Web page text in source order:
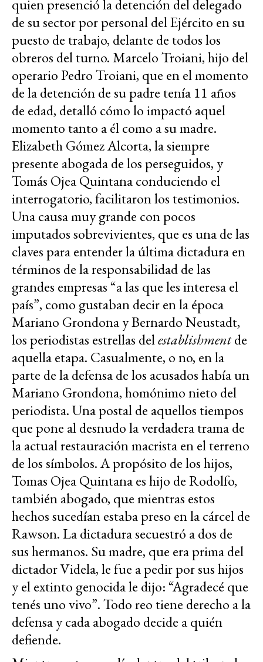
quien presenció la detención del delegado
de su sector por personal del Ejército en su
puesto de trabajo, delante de todos los
obreros del turno. Marcelo Troiani, hijo del
operario Pedro Troiani, que en el momento
de la detención de su padre tenía 11 años
de edad, detalló cómo lo impactó aquel
momento tanto a él como a su madre.
Elizabeth Gómez Alcorta, la siempre
presente abogada de los perseguidos, y
Tomás Ojea Quintana conduciendo el
interrogatorio, facilitaron los testimonios.
Una causa muy grande con pocos
imputados sobrevivientes, que es una de las
claves para entender la última dictadura en
términos de la responsabilidad de las
grandes empresas “a las que les interesa el
país”, como gustaban decir en la época
Mariano Grondona y Bernardo Neustadt,
los periodistas estrellas delestablishmentde
aquella etapa. Casualmente, o no, en la
parte de la defensa de los acusados había un
Mariano Grondona, homónimo nieto del
periodista. Una postal de aquellos tiempos
que pone al desnudo la verdadera trama de
la actual restauración macrista en el terreno
de los símbolos. A propósito de los hijos,
Tomas Ojea Quintana es hijo de Rodolfo,
también abogado, que mientras estos
hechos sucedían estaba preso en la cárcel de
Rawson. La dictadura secuestró a dos de
sus hermanos. Su madre, que era prima del
dictador Videla, le fue a pedir por sus hijos
y el extinto genocida le dijo: “Agradecé que
tenés uno vivo”. Todo reo tiene derecho a la
defensa y cada abogado decide a quién
defiende.